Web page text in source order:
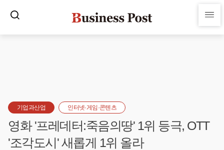
기업과산업 인터넷·게임·콘텐츠
영화 '프레데터:죽음의땅' 1위 등극, OTT
'조각도시' 새롭게 1위 올라